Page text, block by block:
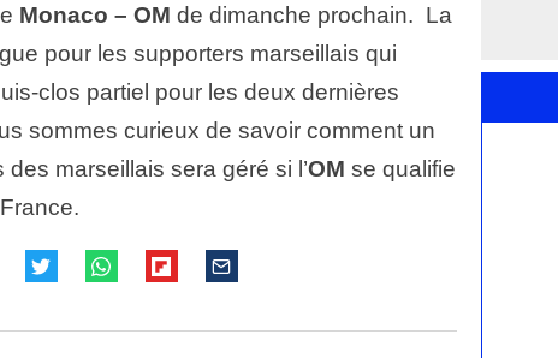
Monaco – OM de dimanche prochain. La
pour les supporters marseillais qui
clos partiel pour les deux dernières
sommes curieux de savoir comment un
marseillais sera géré si l’OM se qualifie